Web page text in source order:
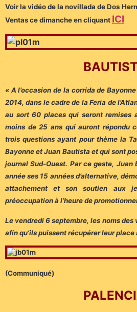
Voir la vidéo de la novillada de Dos
Ventas ce dimanche en cliquant ICI
« A l’occasion de la corrida de
2014, dans le cadre de la Feria de
au sort 60 places qui seront remises
moins de 25 ans qui auront répondu
trois questions ayant pour thème la
Bayonne et Juan Bautista et qui sont
journal Sud-Ouest. Par ce geste,
année ses 15 années d’alternative,
attachement et son soutien aux
préoccupation à l’heure de
Le vendredi 6 septembre, les noms
afin qu’ils puissent récupérer leur
(Communiqué)